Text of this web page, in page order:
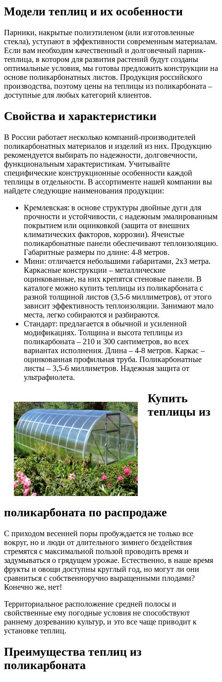
Модели теплиц и их особенности
Парники, накрытые полиэтиленом (или изготовленные
стекла), уступают в эффективности современным материалам.
Если вам необходим качественный и долговечный парник-
теплица, в котором для развития растений будут созданы
оптимальные условия, мы готовы предложить конструкции на
основе поликарбонатных листов. Продукция российского
производства, поэтому цены на теплицы из поликарбоната –
доступные для любых категорий клиентов.
Свойства и характеристики
В России работает несколько компаний-производителей
поликарбонатных материалов и изделий из них. Продукцию
рекомендуется выбирать по надежности, долговечности,
функциональным характеристикам. Учитывайте
специфические конструкционные особенности каждой
теплицы в отдельности. В ассортименте нашей компании вы
найдете следующие наименования продукции:
Кремлевская: в основе структуры двойные дуги для
прочности и устойчивости, с надежным эмалированным
покрытием или оцинковкой (защита от внешних
климатических факторов, коррозии). Ячеистые
поликарбонатные панели обеспечивают теплоизоляцию.
Габаритные размеры по длине: 4-8 метров.
Мини: отличается небольшими габаритами, 2х3 метра.
Каркасные конструкции – металлические
оцинкованные, на них крепятся стеновые панели. В
каталоге можно купить теплицы из поликарбоната с
разной толщиной листов (3,5-6 миллиметров), от этого
зависит эффективность теплоизоляции. Занимают мало
места, легко собираются и разбираются.
Стандарт: предлагается в обычной и усиленной
модификациях. Толщина и высота теплицы из
поликарбоната – 210 и 300 сантиметров, во всех
вариантах исполнения. Длина – 4-8 метров. Каркас –
оцинкованная профильная труба. Поликарбонатные
листы – 3,5-6 миллиметров. Надежная защита от
ультрафиолета.
Купить
теплицы из
поликарбоната по распродаже
С приходом весенней поры пробуждается не только все
вокруг, но и люди от длительного зимнего бездействия
стремятся с максимальной пользой проводить время и
задумываться о грядущем урожае. Естественно, в наше время
фрукты и овощи доступны круглый год, но могут ли они
сравниться с собственноручно выращенными плодами?
Конечно же, нет!
Территориальное расположение средней полосы и
свойственные ему погодные условия не способствуют
раннему дозреванию культур, и это все чаще приводит к
установке теплиц.
Преимущества теплиц из
поликарбоната